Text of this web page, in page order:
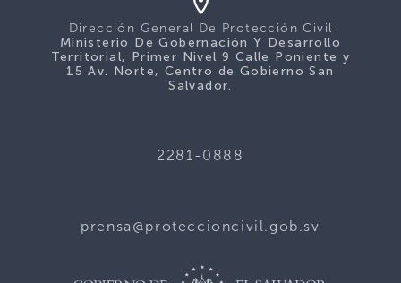
Dirección General De Protección Civil
Ministerio De Gobernación Y Desarrollo
Territorial, Primer Nivel 9 Calle Poniente y
15 Av. Norte, Centro de Gobierno San
Salvador.
2281-0888
prensa@proteccioncivil.gob.sv